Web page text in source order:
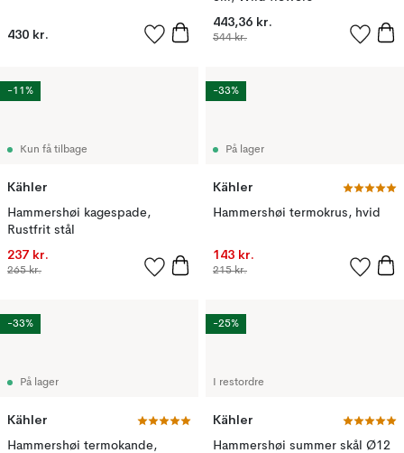
430 kr.
443,36 kr.
544 kr.
Kun få tilbage
Kähler
Hammershøi kagespade,
Rustfrit stål
237 kr.
265 kr.
-11%
På lager
Kähler
Hammershøi termokrus, hvid
143 kr.
215 kr.
-33%
På lager
Kähler
Hammershøi termokande,
-33%
I restordre
Kähler
Hammershøi summer skål Ø12
-25%